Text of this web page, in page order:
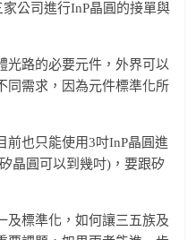
公司進行InP晶圓的接單與
光路的必要元件，外界可以
同需求，因為元件標準化所
前也只能使用3吋InP晶圓進
晶圓可以到幾吋)，要跟矽
及標準化，如何讓三五族及